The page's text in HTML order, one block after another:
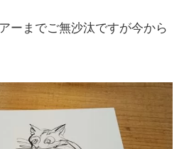
ーまでご無沙汰ですが今から